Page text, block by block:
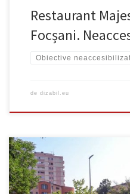
Restaurant
Focșani.
Obiective
de dizabil.eu